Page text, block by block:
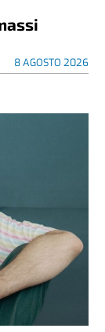
8 AGOSTO 2026